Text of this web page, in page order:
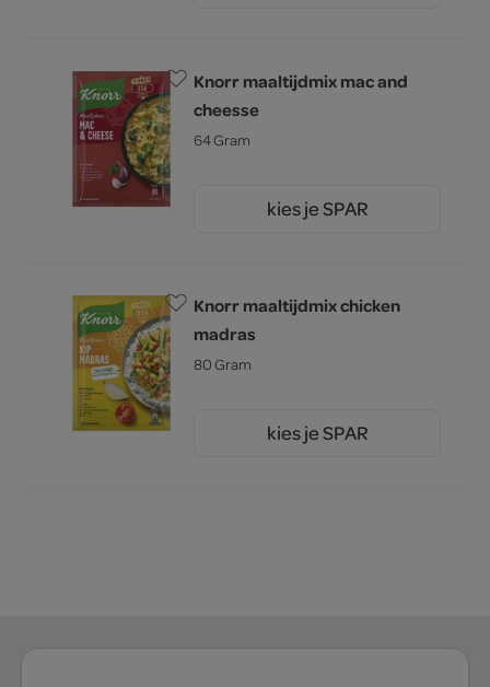
Knorr maaltijdmix mac and
cheesse
64 Gram
kies je SPAR
Knorr maaltijdmix chicken
madras
80 Gram
kies je SPAR